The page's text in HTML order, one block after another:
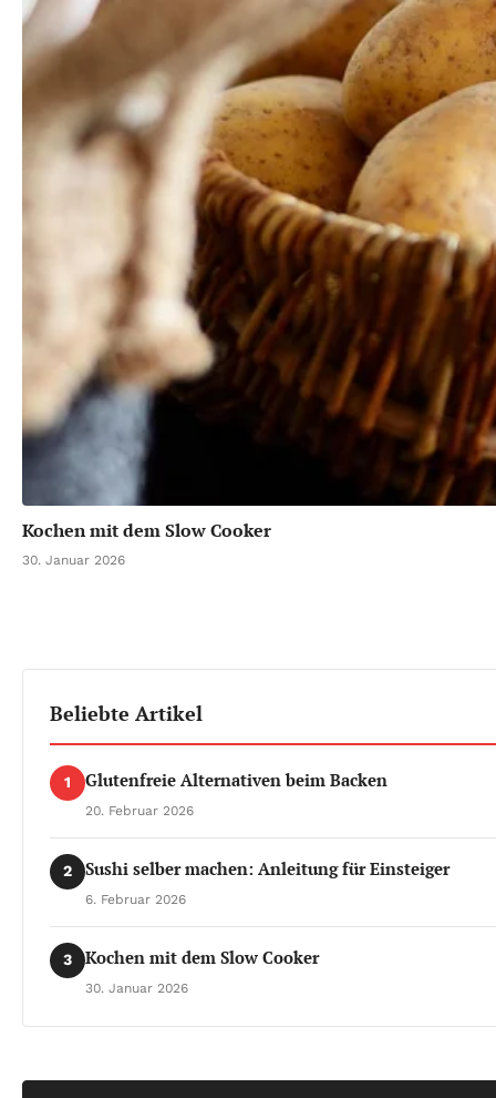
Kochen mit dem Slow Cooker
30. Januar 2026
Beliebte Artikel
1 Glutenfreie Alternativen beim Backen
20. Februar 2026
2 Sushi selber machen: Anleitung für Einsteiger
6. Februar 2026
3 Kochen mit dem Slow Cooker
30. Januar 2026